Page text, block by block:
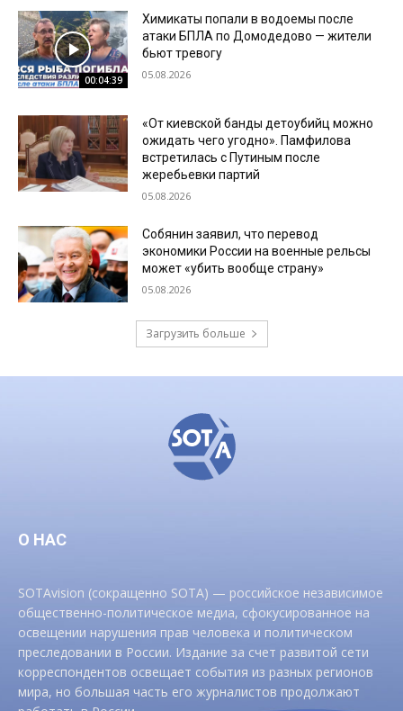
00:04:39
Химикаты попали в водоемы после
атаки БПЛА по Домодедово — жители
бьют тревогу
05.08.2026
«От киевской банды детоубийц можно
ожидать чего угодно». Памфилова
встретилась с Путиным после
жеребьевки партий
05.08.2026
Собянин заявил, что перевод
экономики России на военные рельсы
может «убить вообще страну»
05.08.2026
Загрузить больше
О НАС
SOTAvision (сокращенно SOTA) — российское независимое
общественно-политическое медиа, сфокусированное на
освещении нарушения прав человека и политическом
преследовании в России. Издание за счет развитой сети
корреспондентов освещает события из разных регионов
мира, но большая часть его журналистов продолжают